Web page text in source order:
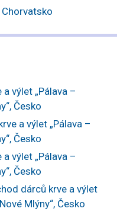
výlet „Pálava –
Česko
a výlet „Pálava –
Česko
výlet „Pálava –
Česko
dárců krve a výlet
Mlýny“, Česko